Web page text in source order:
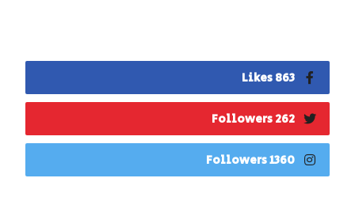
863 Likes
262 Followers
1360 Followers